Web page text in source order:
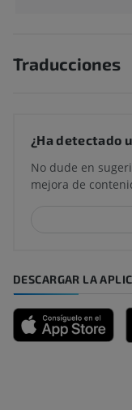
Traducciones
¿Ha detectado
No dude en
mejora de
DESCARGAR LA